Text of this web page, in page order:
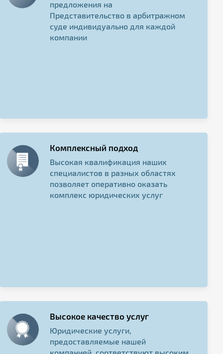
предложения на
Представительство в арбитражном
суде индивидуально для каждой
компании
Комплексный подход
Высокая квалификация наших
специалистов в разных областях
позволяет оперативно оказать
комплекс юридических услуг
Высокое качество услуг
Юридические услуги,
предоставляемые нашей
компанией, соответствуют высоким